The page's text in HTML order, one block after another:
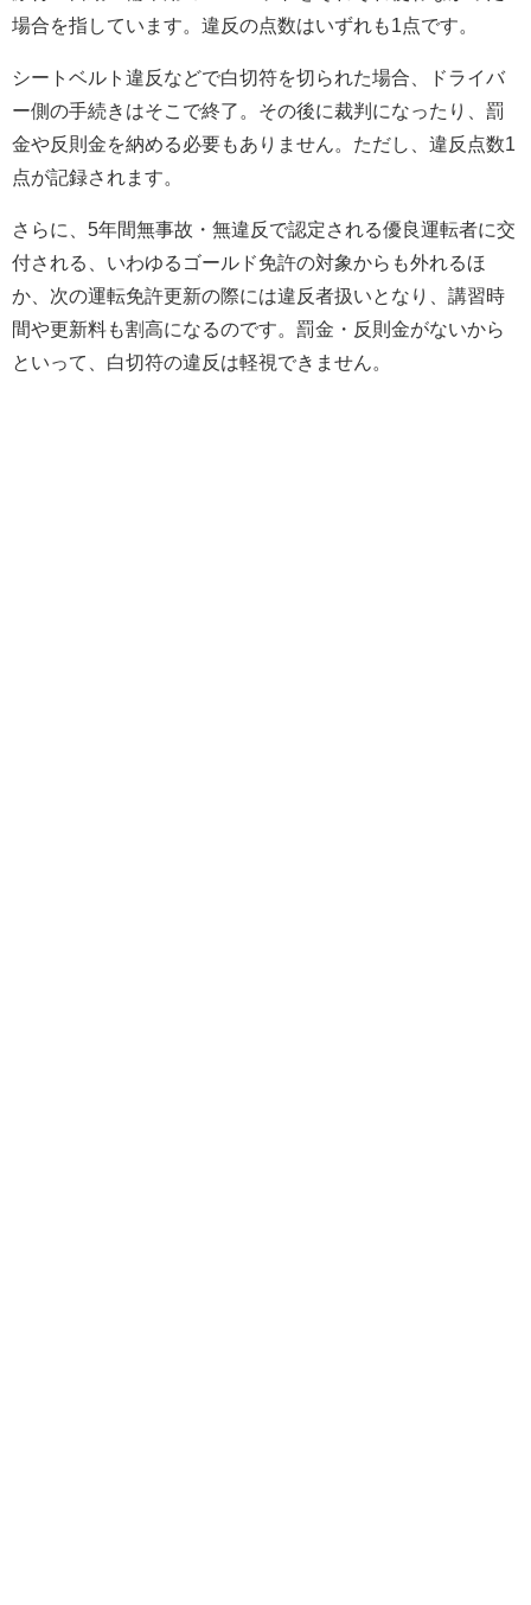
場合を指しています。違反の点数はいずれも1点です。
シートベルト違反などで白切符を切られた場合、ドライバ
ー側の手続きはそこで終了。その後に裁判になったり、罰
金や反則金を納める必要もありません。ただし、違反点数1
点が記録されます。
さらに、5年間無事故・無違反で認定される優良運転者に交
付される、いわゆるゴールド免許の対象からも外れるほ
か、次の運転免許更新の際には違反者扱いとなり、講習時
間や更新料も割高になるのです。罰金・反則金がないから
といって、白切符の違反は軽視できません。